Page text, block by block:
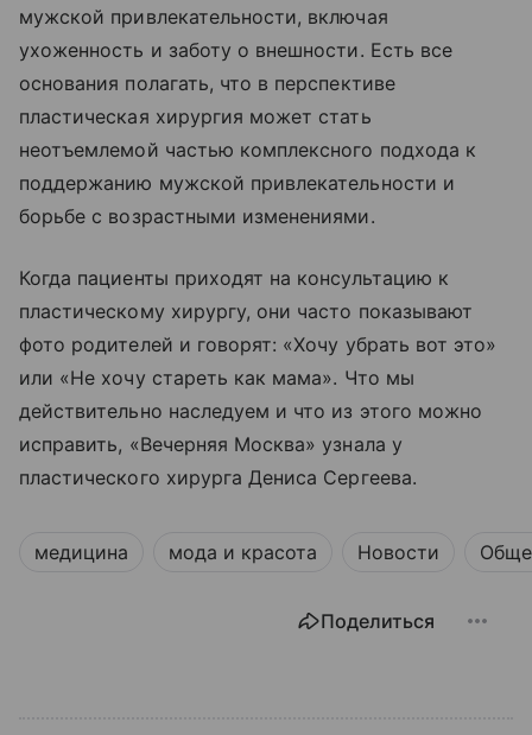
мужской привлекательности, включая
ухоженность и заботу о внешности. Есть все
основания полагать, что в перспективе
пластическая хирургия может стать
неотъемлемой частью комплексного подхода к
поддержанию мужской привлекательности и
борьбе с возрастными изменениями.
Когда пациенты приходят на консультацию к
пластическому хирургу, они часто показывают
фото родителей и говорят: «Хочу убрать вот это»
или «Не хочу стареть как мама». Что мы
действительно наследуем и что из этого можно
исправить, «Вечерняя Москва» узнала у
пластического хирурга Дениса Сергеева.
медицина мода и красота Новости
Поделиться